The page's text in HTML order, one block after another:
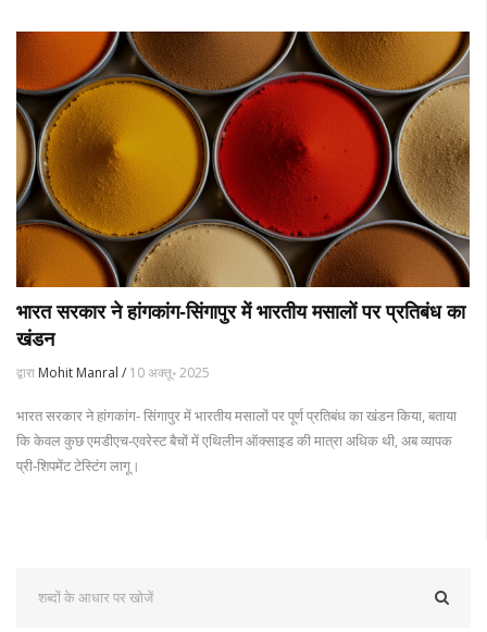
भारत सरकार ने हांगकांग‑सिंगापुर में भारतीय मसालों पर प्रतिबंध का
खंडन
द्वारा Mohit Manral / 10 अक्तू॰ 2025
भारत सरकार ने हांगकांग- सिंगापुर में भारतीय मसालों पर पूर्ण प्रतिबंध का खंडन किया, बताया
कि केवल कुछ एमडीएच‑एवरेस्ट बैचों में एथिलीन ऑक्साइड की मात्रा अधिक थी, अब व्यापक
प्री‑शिपमेंट टेस्टिंग लागू।